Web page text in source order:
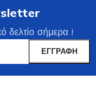
δελτίο σήμερα !